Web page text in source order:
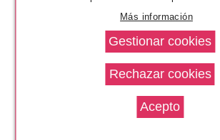
LAISEVEN CREMA DE MANOS
MACADAMIA 30 ML
desde
Más información